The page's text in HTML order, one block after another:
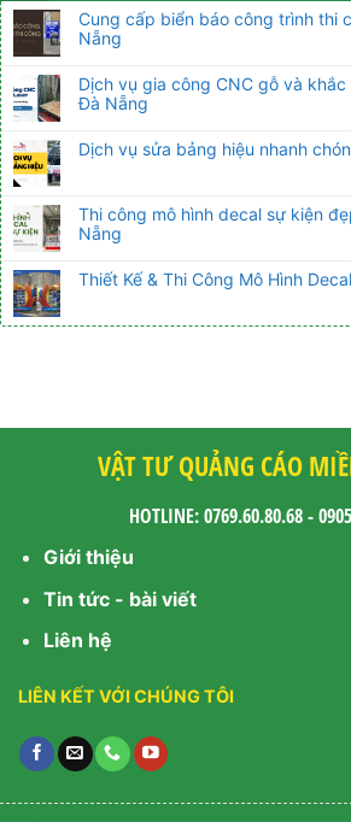
Cung cấp biển báo công trình thi
Nẵng
Dịch vụ gia công CNC gỗ và
Đà Nẵng
Dịch vụ sửa bảng hiệu nhanh
Thi công mô hình decal sự kiện
Nẵng
Thiết Kế & Thi Công Mô Hình
VẬT TƯ QUẢNG CÁO
HOTLINE: 0769.60.80.68 -
Giới thiệu
Tin tức - bài viết
Liên hệ
LIÊN KẾT VỚI CHÚNG